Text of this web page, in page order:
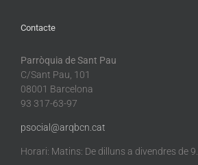
Contacte
Parròquia de Sant Pau
C/Sant Pau, 101
08001 Barcelona
93 317-63-97
psocial@arqbcn.cat
Horari: Matins: De dilluns a divendres de